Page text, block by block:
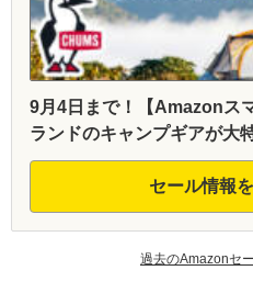
9月4日まで！【Amazonス
ランドのキャンプギアが大
セール情報
過去のAmazonセ